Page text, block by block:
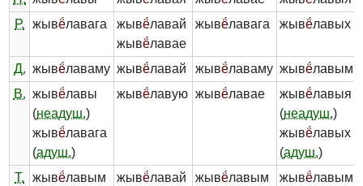
Р.
жывё́лавага жывё́лавай
жывё́лавае
жывё́лавага жывё́лавых
Д. жывё́лаваму жывё́лавай жывё́лаваму жывё́лавым
В. жывё́лавы
(неадуш.)
жывё́лавага
(адуш.)
жывё́лавую жывё́лавае жывё́лавыя
(неадуш.)
жывё́лавых
(адуш.)
Т.
жывё́лавым жывё́лавай
жывё́лавым жывё́лавымі